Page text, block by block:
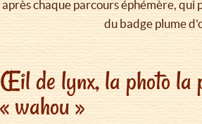
après chaque parcours éphémère,
du badge plume
Œil de lynx, la photo la
« wahou »